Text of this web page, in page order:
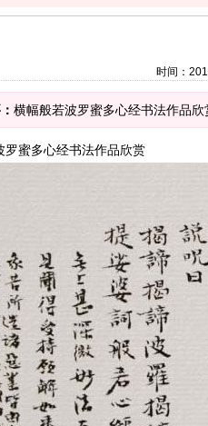
时间：
横幅般若波罗蜜多心经书法作品
罗蜜多心经书法作品欣赏